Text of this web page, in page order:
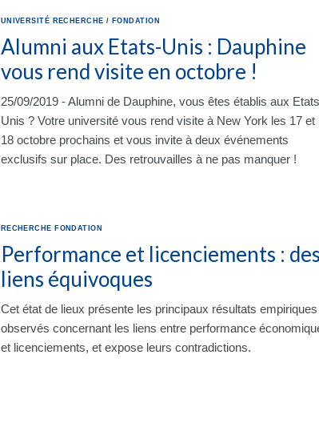
UNIVERSITÉ RECHERCHE / FONDATION
Alumni aux Etats-Unis : Dauphine
vous rend visite en octobre !
25/09/2019 - Alumni de Dauphine, vous êtes établis aux
Unis ? Votre université vous rend visite à New York les 17 et
18 octobre prochains et vous invite à deux événements
exclusifs sur place. Des retrouvailles à ne pas manquer !
RECHERCHE FONDATION
Performance et licenciements :
liens équivoques
Cet état de lieux présente les principaux résultats empiriques
observés concernant les liens entre performance
et licenciements, et expose leurs contradictions.